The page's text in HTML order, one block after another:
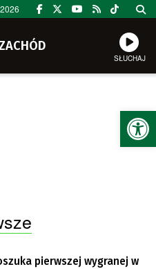
SŁUCHAJ
pierwszej wygranej w